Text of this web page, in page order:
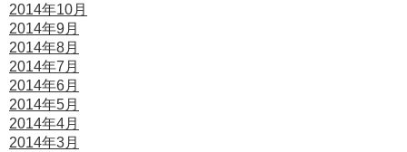
2014年10月
2014年9月
2014年8月
2014年7月
2014年6月
2014年5月
2014年4月
2014年3月